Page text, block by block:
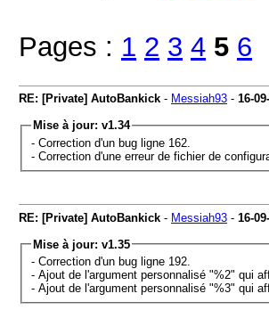
Pages : 1 2 3 4 5 6
RE: [Private] AutoBankick - Messiah93 - 16-
Mise à jour: v1.34
- Correction d'un bug ligne 162.
- Correction d'une erreur de fichier de
RE: [Private] AutoBankick - Messiah93 - 16-
Mise à jour: v1.35
- Correction d'un bug ligne 192.
- Ajout de l'argument personnalisé "%2" qui
- Ajout de l'argument personnalisé "%3" qui